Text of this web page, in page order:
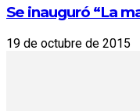
Se inauguró “La
19 de octubre de 2015